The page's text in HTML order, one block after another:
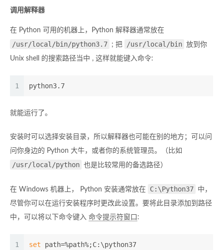
调用解释器
在 Python 可用的机器上，Python 解释器通常放在
/usr/local/bin/python3.7 ; 把 /usr/local/bin 放到你
Unix shell 的搜索路径当中 , 这样就能键入命令:
1 python3.7
就能运行了。
安装时可以选择安装目录，所以解释器也可能在别的地方；可以问
问你身边的 Python 大牛，或者你的系统管理员。（比如
/usr/local/python 也是比较常用的备选路径）
在 Windows 机器上， Python 安装通常放在 C:\Python37
中，
尽管你可以在运行安装程序时更改此设置。要将此目录添加到路径
中，可以将以下命令键入 命令提示符窗口 :
1 set path=%path%;C:\python37